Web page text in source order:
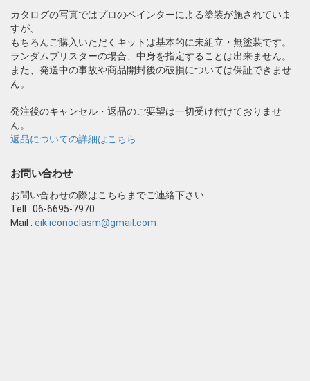
カタログの写真ではプロのペインターによる塗装が施されていま
すが、
もちろんご購入いただくキットは基本的に未組立・無塗装です。
ランダムブリスターの場合、中身を指定することは出来ません。
また、発送中の事故や商品開封後の破損については保証できませ
ん。
発注後のキャンセル・返品のご要望は一切受け付けておりませ
ん。
返品についての詳細はこちら
お問い合わせ
お問い合わせの際はこちらまでご連絡下さい
Tell : 06-6695-7970
Mail : eik.iconoclasm@gmail.com